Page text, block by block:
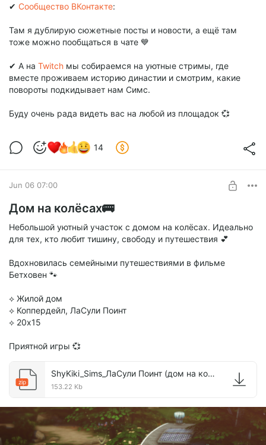
✔ Сообщество ВКонтакте:
Там я дублирую сюжетные посты и новости, а ещё там
тоже можно пообщаться в чате 💙
✔ А на Twitch мы собираемся на уютные стримы, где
вместе проживаем историю династии и смотрим, какие
повороты подкидывает нам Симс.
Буду очень рада видеть вас на любой из площадок 💞
14
Jun 06 07:00
Дом на колёсах🚌
Небольшой уютный участок с домом на колёсах. Идеально
для тех, кто любит тишину, свободу и путешествия 💕
Вдохновилась семейными путешествиями в фильме
Бетховен 🐾
⟡ Жилой дом
⟡ Коппердейл, ЛаСули Поинт
⟡ 20х15
Приятной игры 💞
zip
ShyKiki_Sims_ЛаСули Поинт (дом на колёсах).zip
153.22 Kb